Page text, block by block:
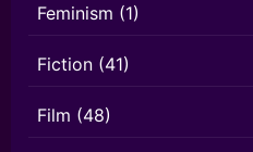
Feminism (1)
Fiction (41)
Film (48)